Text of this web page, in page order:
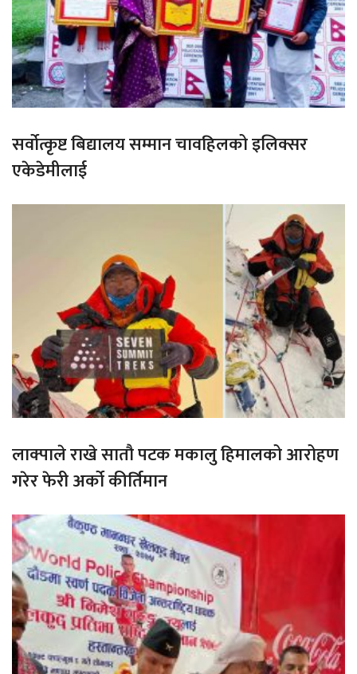
सर्वोत्कृष्ट बिद्यालय सम्मान चावहिलको इलिक्सर
एकेडेमीलाई
लाक्पाले राखे सातौ पटक मकालु हिमालको आरोहण
गरेर फेरी अर्को कीर्तिमान